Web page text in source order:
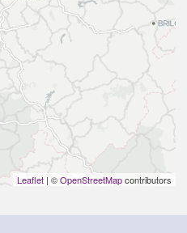
Leaflet | ©OpenStreetMapcontributors